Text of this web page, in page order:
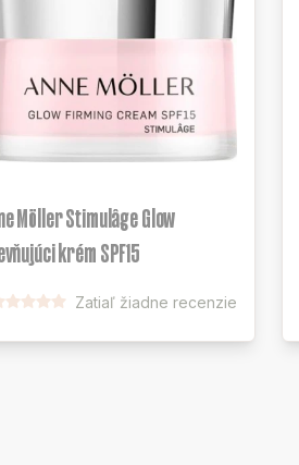
Möller Stimulâge Glow
krém SPF15
Zatiaľ žiadne recenzie